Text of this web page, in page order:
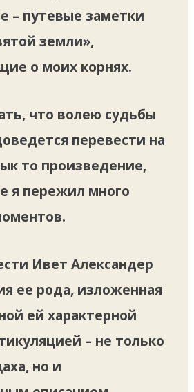
– путевые заметки
земли»,
о моих корнях.
что волею судьбы
перевести на
то произведение,
я пережил много
Ивет Александер
ее рода, изложенная
ей характерной
– не только
но и